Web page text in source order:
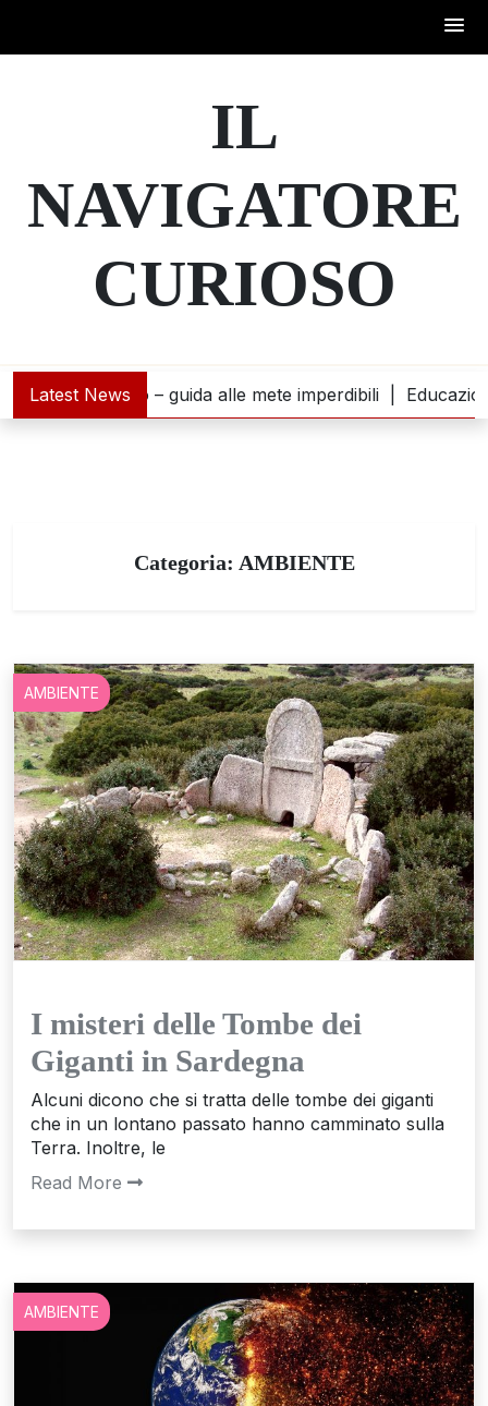
IL
NAVIGATORE
CURIOSO
Latest News
l’oceano – guida alle mete imperdibili |Educazione
Categoria: AMBIENTE
AMBIENTE
I misteri delle Tombe dei
Giganti in Sardegna
Alcuni dicono che si tratta delle tombe dei giganti
che in un lontano passato hanno camminato sulla
Terra. Inoltre, le
Read More
AMBIENTE